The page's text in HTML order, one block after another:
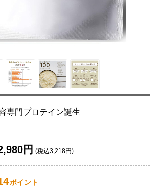
専門プロテイン誕生
円 (税込3,218円)
ポイント